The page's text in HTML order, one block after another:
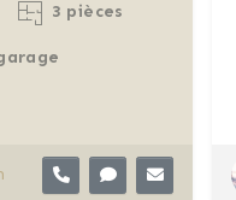
3 pièces